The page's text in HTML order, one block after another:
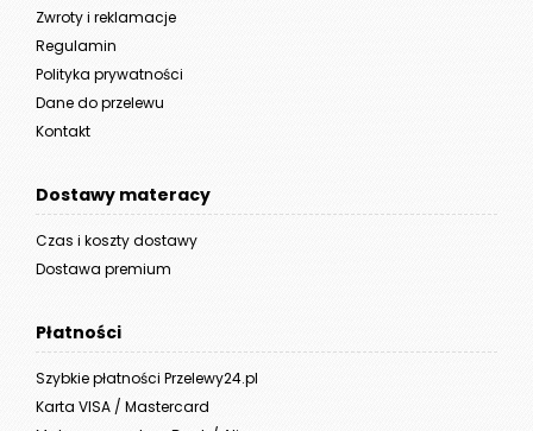
Zwroty i reklamacje
Regulamin
Polityka prywatności
Dane do przelewu
Kontakt
Dostawy materacy
Czas i koszty dostawy
Dostawa premium
Płatności
Szybkie płatności Przelewy24.pl
Karta VISA / Mastercard